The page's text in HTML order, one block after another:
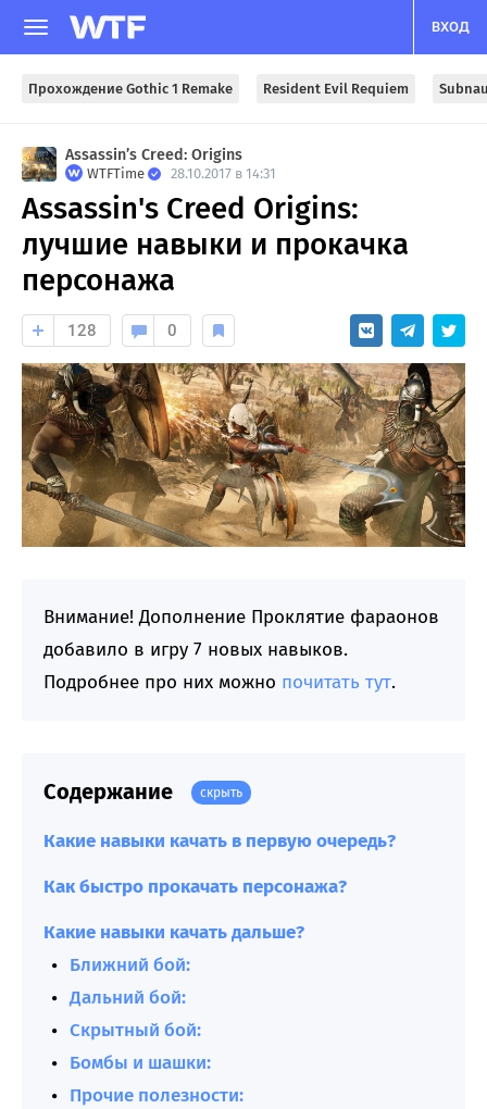
ВХОД
Прохождение Gothic 1 Remake Resident Evil Requiem
Assassin’s Creed: Origins
WTFTime 28.10.2017 в 14:31
Assassin's Creed Origins:
лучшие навыки и прокачка
персонажа
128 0
Внимание! Дополнение Проклятие фараонов
добавило в игру 7 новых навыков.
Подробнее про них можно почитать тут.
Содержание скрыть
Какие навыки качать в первую очередь?
Как быстро прокачать персонажа?
Какие навыки качать дальше?
Ближний бой:
Дальний бой:
Скрытный бой:
Бомбы и шашки:
Прочие полезности: